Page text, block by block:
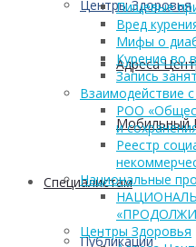
Центры Здоровья
Адреса
Мобильный
Cпециалистам
Публикации
Пищевые
Вред
Мифы о
Курение во
Запись
Взаимодействие
РОО
и
Реестр
Национальные
Центры Здоровья